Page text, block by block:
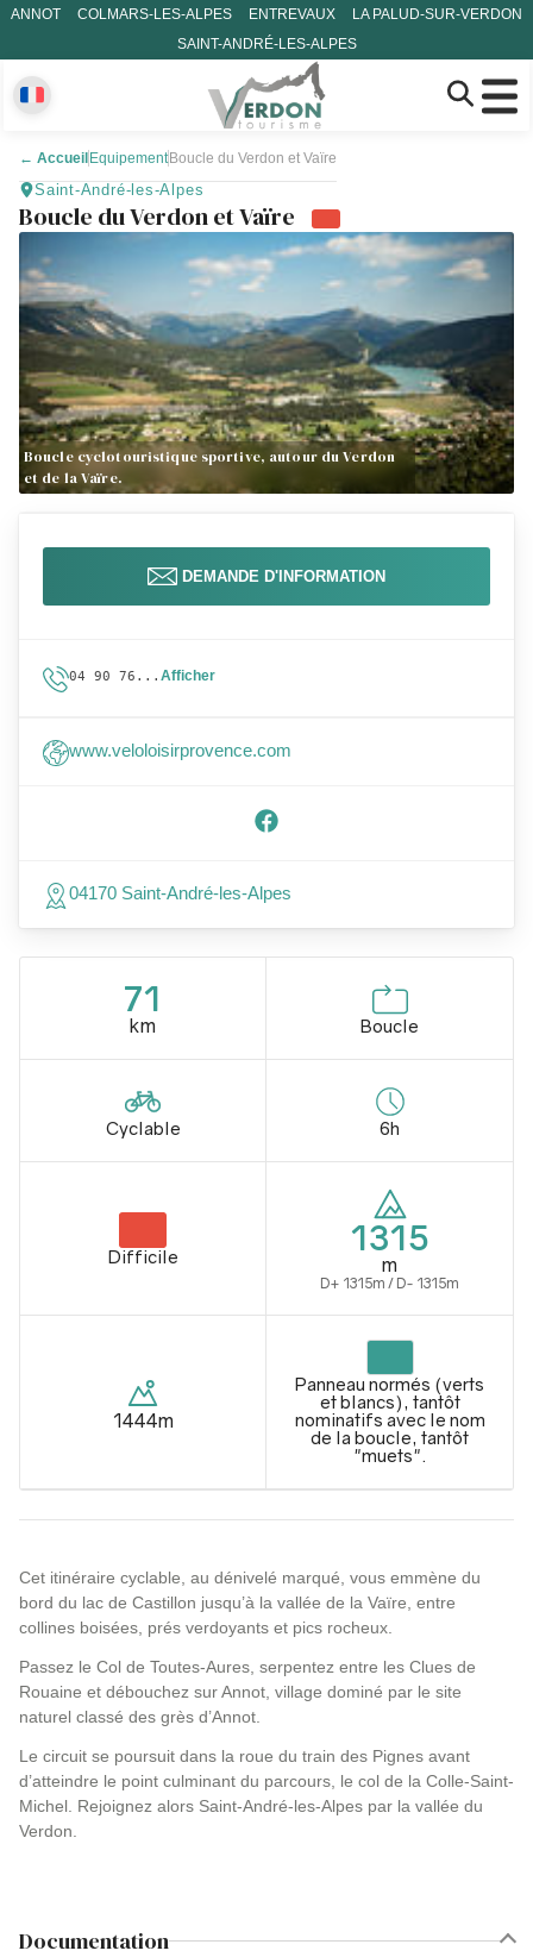
ANNOT COLMARS-LES-ALPES ENTREVAUX
LA PALUD-SUR-VERDON
SAINT-ANDRÉ-LES-ALPES
← Accueil Equipement Boucle du Verdon et Vaïre
Saint-André-les-Alpes
Boucle du Verdon et Vaïre
Boucle cyclotouristique sportive, autour du Verdon
et de la Vaïre.
71
km Boucle
Cyclable 6h
Difficile 1315
m
D+ 1315m / D- 1315m
1444m
Panneau normés (verts
et blancs), tantôt
nominatifs avec le nom
de la boucle, tantôt
"muets".
Cet itinéraire cyclable, au dénivelé marqué, vous emmène du
bord du lac de Castillon jusqu’à la vallée de la Vaïre, entre
collines boisées, prés verdoyants et pics rocheux.
Passez le Col de Toutes-Aures, serpentez entre les Clues de
Rouaine et débouchez sur Annot, village dominé par le site
naturel classé des grès d’Annot.
Le circuit se poursuit dans la roue du train des Pignes avant
d’atteindre le point culminant du parcours, le col de la Colle-Saint-
Michel. Rejoignez alors Saint-André-les-Alpes par la vallée du
Verdon.
Documentation
DEMANDE D'INFORMATION
04 90 76... Afficher
www.veloloisirprovence.com
04170 Saint-André-les-Alpes